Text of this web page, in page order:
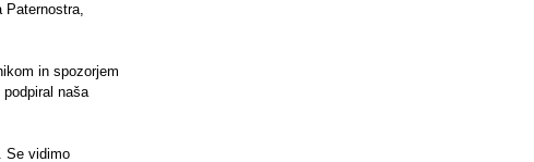
Paternostra,
in spozorjem
naša
Se vidimo